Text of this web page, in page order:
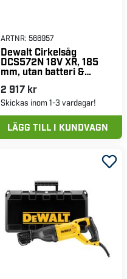
ARTNR: 566957
Dewalt Cirkelsåg
DCS572N 18V XR, 185
mm, utan batteri &
2 917 kr
Skickas inom 1-3 vardagar!
LÄGG TILL I KUNDVAGN